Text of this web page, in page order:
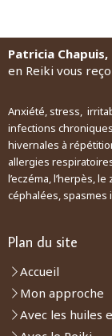
Patricia Chapuis,
en Reiki vous
Anxiété, stress,
infections
hivernales à
allergies
l’eczéma, l’herpès,
céphalées, spasmes
Plan du site
Accueil
Mon approche
Avec les huiles